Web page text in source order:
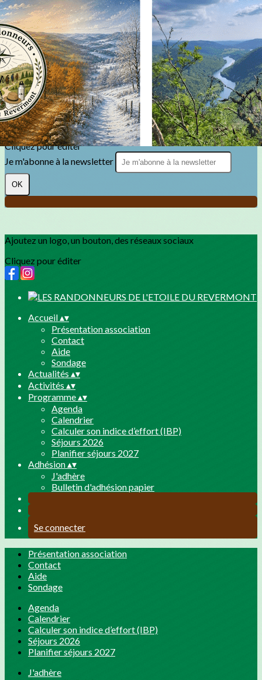
Exporter les lignes sélectionnées
Exporter toutes les colonnes
Exporter uniquement les colonnes affichées
Menu
?>
Images de la page d'accueil
Cliquez pour éditer
Texte, bouton et/ou inscription à la newsletter
Cliquez pour éditer
Je m'abonne à la newsletter
OK
Ajoutez un logo, un bouton, des réseaux sociaux
Cliquez pour éditer
Accueil▴▾
Présentation association
Contact
Aide
Sondage
Actualités ▴▾
Activités ▴▾
Programme▴▾
Agenda
Calendrier
Calculer son indice d’effort (IBP)
Séjours 2026
Planifier séjours 2027
Adhésion▴▾
J'adhère
Bulletin d'adhésion papier
Se connecter
Présentation association
Contact
Aide
Sondage
Agenda
Calendrier
Calculer son indice d’effort (IBP)
Séjours 2026
Planifier séjours 2027
J'adhère